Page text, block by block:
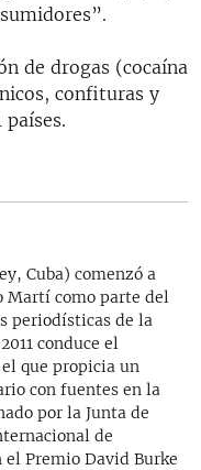
de drogas (cocaína
confituras y
países.
Cuba) comenzó a
Martí como parte del
periodísticas de la
conduce el
que propicia un
con fuentes en la
por la Junta de
de
el Premio David Burke